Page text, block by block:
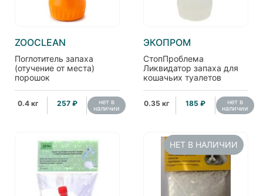
ZOOCLEAN
Поглотитель запаха
(отучение от места)
порошок
0.4 кг 257 ₽ нет в
наличии
ЭКОПРОМ
СтопПроблема
Ликвидатор запаха для
кошачьих туалетов
0.35 кг 185 ₽ нет в
наличии
НЕТ В НАЛИЧИИ